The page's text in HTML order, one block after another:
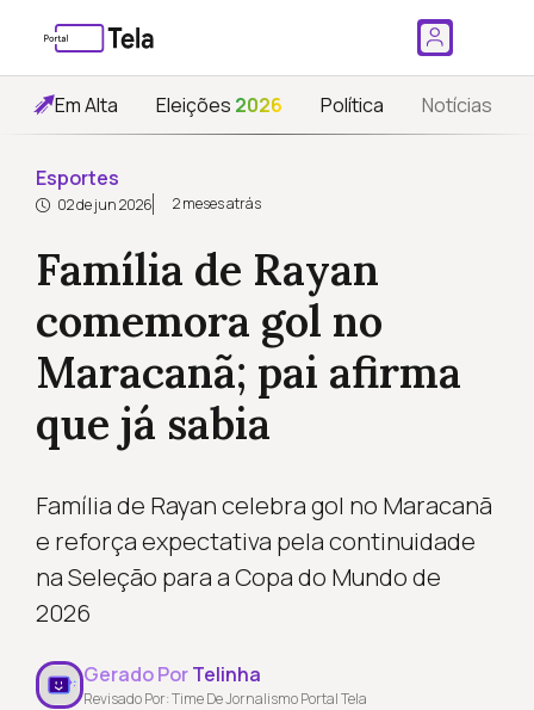
Em Alta Eleições 2026 Política Notícias
Esportes
02 de jun 2026 2 meses atrás
Família de Rayan
comemora gol no
Maracanã; pai afirma
que já sabia
Família de Rayan celebra gol no Maracanã
e reforça expectativa pela continuidade
na Seleção para a Copa do Mundo de
2026
Gerado PorTelinha
Revisado Por: Time De Jornalismo Portal Tela